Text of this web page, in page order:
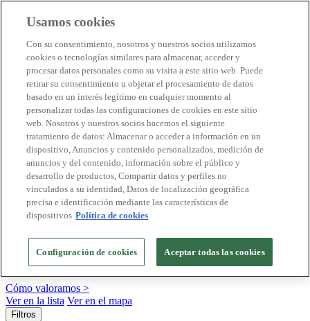
Empresas Biosphere
Cómo valoramos
Quienes somos
ES
English
Português
Français
Català
Deutsch
Türkçe
Construimos modelos sostenibles y certificamos las
buenas prácticas
+20 años promoviendo la cultura de la sostenibilidad, bajo los
principios y objetivos de Naciones Unidas
Cómo valoramos >
Ver en la lista Ver en el mapa
Filtros
Usamos cookies
Con su consentimiento, nosotros y nuestros socios utilizamos
cookies o tecnologías similares para almacenar, acceder y
procesar datos personales como su visita a este sitio web. Puede
retirar su consentimiento u objetar el procesamiento de datos
basado en un interés legítimo en cualquier momento al
personalizar todas las configuraciones de cookies en este sitio
web. Nosotros y nuestros socios hacemos el siguiente
tratamiento de datos: Almacenar o acceder a información en un
dispositivo, Anuncios y contenido personalizados, medición de
anuncios y del contenido, información sobre el público y
desarrollo de productos, Compartir datos y perfiles no
vinculados a su identidad, Datos de localización geográfica
precisa e identificación mediante las características de
dispositivos Política de cookies
Configuración de cookies Aceptar todas las cookies